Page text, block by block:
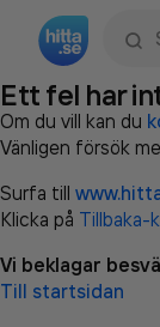
Ett fel har
Om du vill kan du
Vänligen försök
Surfa till
Klicka på Tillbaka-
Vi beklagar
Till startsidan